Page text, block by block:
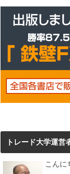
トレード大学運営
こんに